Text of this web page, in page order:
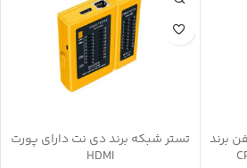
برند
تستر شبکه برند دی نت دارای پورت
HDMI